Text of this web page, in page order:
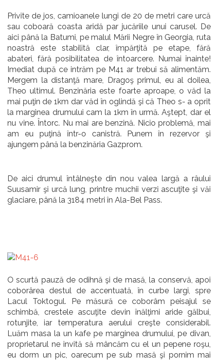
Privite de jos, camioanele lungi de 20 de metri care urcă
sau coboară coasta aridă par jucăriile unui carusel. De
aici până la Batumi, pe malul Mării Negre în Georgia, ruta
noastră este stabilită clar, împărţită pe etape, fără
abateri, fără posibilitatea de întoarcere. Numai înainte!
Imediat după ce intrăm pe M41 ar trebui să alimentăm.
Mergem la distanţă mare, Dragoş primul, eu al doilea,
Theo ultimul. Benzinăria este foarte aproape, o văd la
mai puţin de 1km dar văd în oglindă şi că Theo s- a oprit
la marginea drumului cam la 1km în urmă. Aştept, dar el
nu vine. Întorc. Nu mai are benzină. Nicio problemă, mai
am eu puţină într-o canistră. Punem în rezervor şi
ajungem până la benzinăria Gazprom.
De aici drumul întâlneşte din nou valea largă a râului
Suusamir şi urcă lung, printre muchii verzi ascuţite şi văi
glaciare, până la 3184 metri în Ala-Bel Pass.
O scurtă pauză de odihnă şi de masă, la conservă, apoi
coborârea destul de accentuată, în curbe largi, spre
Lacul Toktogul. Pe măsură ce coborâm peisajul se
schimbă, crestele ascuţite devin înălţimi aride gălbui,
rotunjite, iar temperatura aerului creşte considerabil.
Luăm masa la un kafe pe marginea drumului, pe divan,
proprietarul ne invită să mâncăm cu el un pepene roşu,
eu dorm un pic, oarecum pe sub masă şi pornim mai